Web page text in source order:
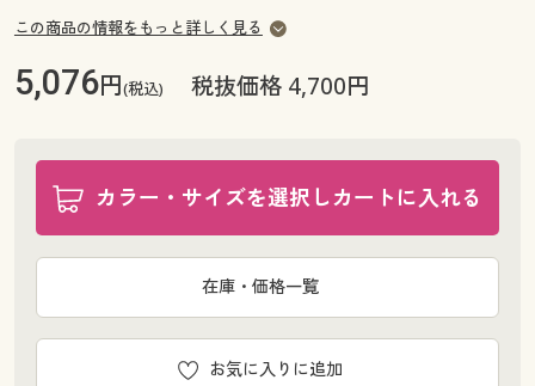
よくある質問とお問い合わせ
この商品の情報をもっと詳しく見る
5,076円(税込) 税抜価格 4,700円
カラー・サイズを選択しカートに入れる
お気に入りに追加
在庫・価格一覧